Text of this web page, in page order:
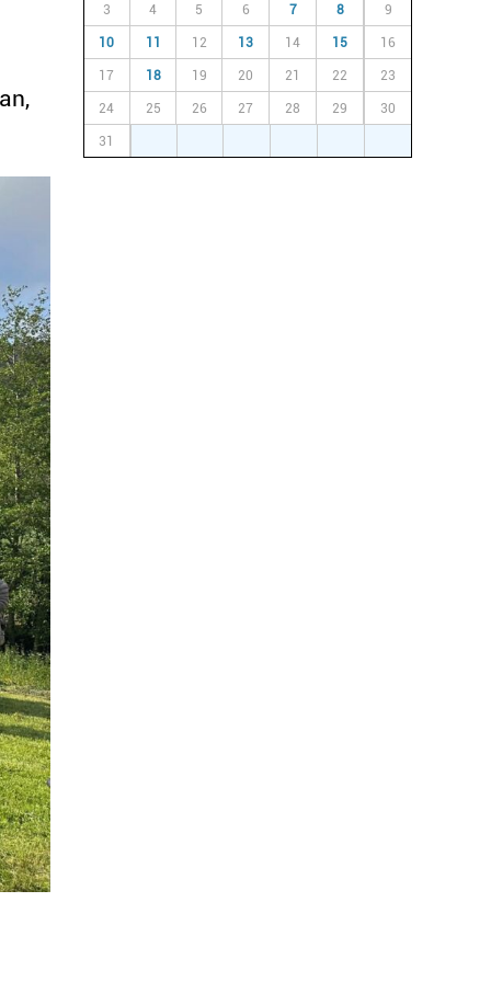
3 4 5 6 7 8 9
10 11 12 13 14 15 16
17 18 19 20 21 22 23
24 25 26 27 28 29 30
31